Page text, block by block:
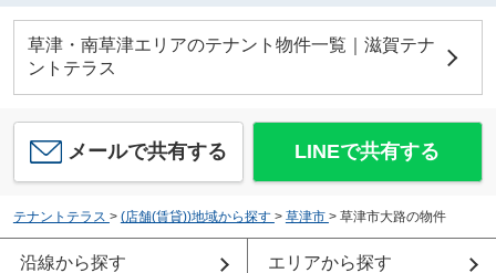
草津・南草津エリアのテナント物件一覧｜滋賀テナ
ントテラス
メールで共有する LINEで共有する
テナントテラス > (店舗(賃貸))地域から探す > 草津市 > 草津市大路の物件
沿線から探す エリアから探す